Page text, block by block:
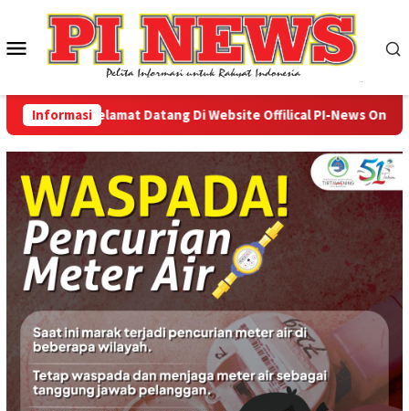
konten
Menu
Mobile
Informasi
Selamat Datang Di Website Offilical PI-News Online -